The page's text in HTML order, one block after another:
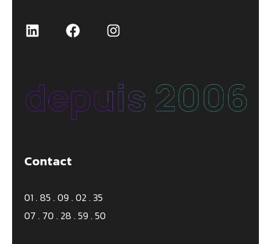
Contact
01 . 85 . 09 . 02 . 35
07 . 70 . 28 . 59 . 50